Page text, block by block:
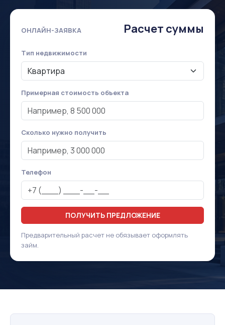
ОНЛАЙН-ЗАЯВКА Расчет суммы
Тип недвижимости
Примерная стоимость объекта
Сколько нужно получить
Телефон
ПОЛУЧИТЬ ПРЕДЛОЖЕНИЕ
Предварительный расчет не обязывает оформлять
займ.